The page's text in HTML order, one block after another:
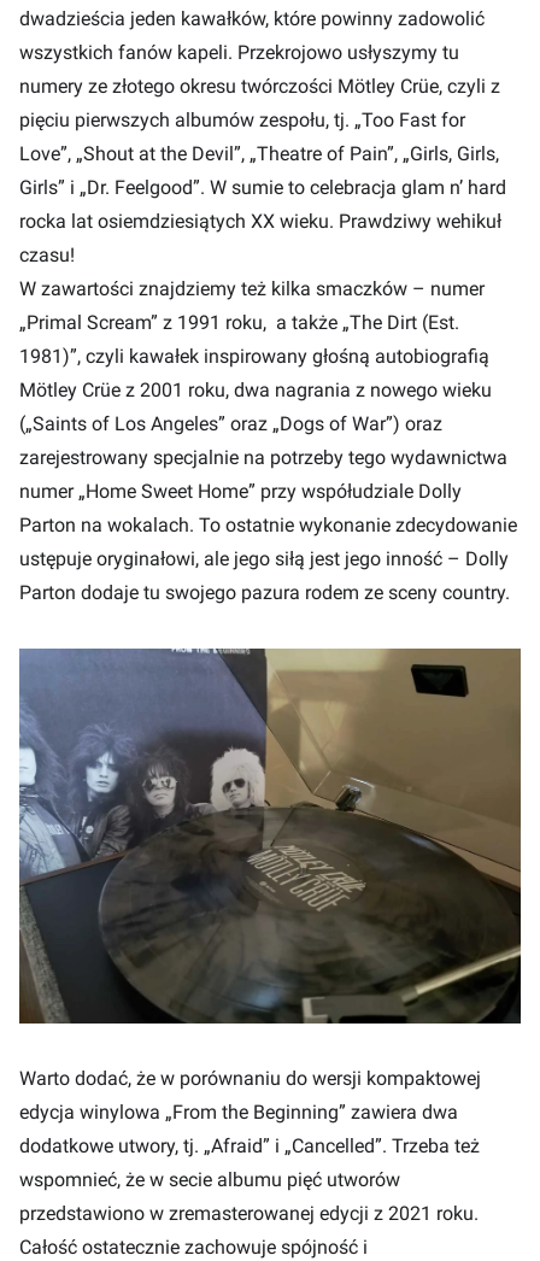
dwadzieścia jeden kawałków, które powinny zadowolić
wszystkich fanów kapeli. Przekrojowo usłyszymy tu
numery ze złotego okresu twórczości Mötley Crüe, czyli z
pięciu pierwszych albumów zespołu, tj. „Too Fast for
Love”, „Shout at the Devil”, „Theatre of Pain”, „Girls, Girls,
Girls” i „Dr. Feelgood”. W sumie to celebracja glam n’ hard
rocka lat osiemdziesiątych XX wieku. Prawdziwy wehikuł
czasu!
W zawartości znajdziemy też kilka smaczków – numer
„Primal Scream” z 1991 roku, a także „The Dirt (Est.
1981)”, czyli kawałek inspirowany głośną autobiografią
Mötley Crüe z 2001 roku, dwa nagrania z nowego wieku
(„Saints of Los Angeles” oraz „Dogs of War”) oraz
zarejestrowany specjalnie na potrzeby tego wydawnictwa
numer „Home Sweet Home” przy współudziale Dolly
Parton na wokalach. To ostatnie wykonanie zdecydowanie
ustępuje oryginałowi, ale jego siłą jest jego inność – Dolly
Parton dodaje tu swojego pazura rodem ze sceny country.
Warto dodać, że w porównaniu do wersji kompaktowej
edycja winylowa „From the Beginning” zawiera dwa
dodatkowe utwory, tj. „Afraid” i „Cancelled”. Trzeba też
wspomnieć, że w secie albumu pięć utworów
przedstawiono w zremasterowanej edycji z 2021 roku.
Całość ostatecznie zachowuje spójność i